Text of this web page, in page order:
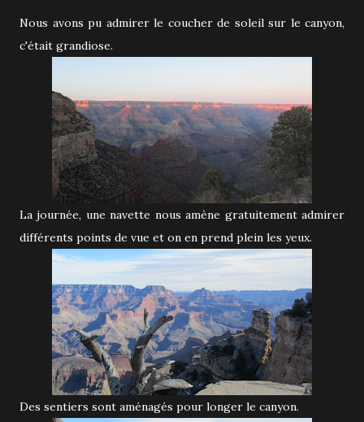
Nous avons pu admirer le coucher de soleil sur le canyon,
c'était grandiose.
La journée, une navette nous amène gratuitement admirer
différents points de vue et on en prend plein les yeux.
Des sentiers sont aménagés pour longer le canyon.